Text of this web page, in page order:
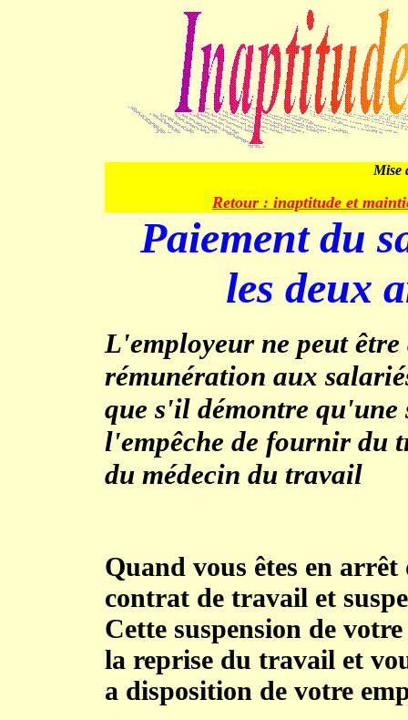
Mise
Retour : inaptitude et
Paiement du
les deux
L'employeur ne peut
rémunération aux
que s'il démontre
l'empêche de fournir du
du médecin du travail
Quand vous êtes en
contrat de travail et
Cette suspension de
la reprise du travail et
a disposition de votre